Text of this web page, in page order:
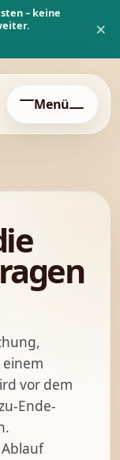
– keine
×
Menü
vor dem
Ende-